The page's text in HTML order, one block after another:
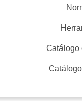
Catálogo